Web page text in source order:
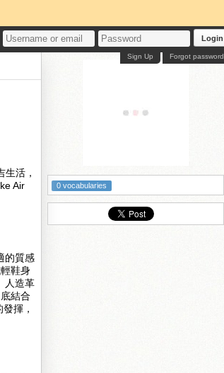
Login
Forgot password
Sign Up
活，
Air
的質感
鞋身
人造革
結合
揮，
0 vocabularies